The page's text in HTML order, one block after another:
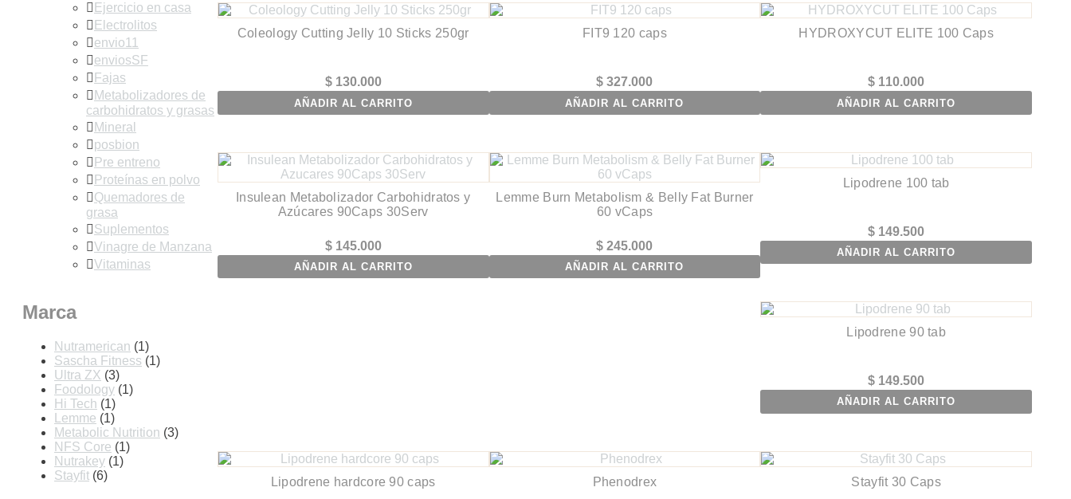
Ejercicio en casa
Electrolitos
envio11
enviosSF
Fajas
Metabolizadores de
carbohidratos y grasas
Mineral
posbion
Pre entreno
Proteínas en polvo
Quemadores de
grasa
Suplementos
Vinagre de Manzana
Vitaminas
Marca
Nutramerican (1)
Sascha Fitness (1)
Ultra ZX (3)
Foodology (1)
Hi Tech (1)
Lemme (1)
Metabolic Nutrition (3)
NFS Core (1)
Nutrakey (1)
Stayfit (6)
Coleology Cutting Jelly 10 Sticks 250gr
$130.000
AÑADIR AL CARRITO
FIT9 120 caps
$ 327.000
AÑADIR AL CARRITO
HYDROXYCUT ELITE 100 Caps
$ 110.000
AÑADIR AL CARRITO
Insulean Metabolizador Carbohidratos y
Azúcares 90Caps 30Serv
$145.000
AÑADIR AL CARRITO
Lemme Burn Metabolism & Belly Fat Burner
60 vCaps
$ 245.000
AÑADIR AL CARRITO
Lipodrene 100 tab
$ 149.500
AÑADIR AL CARRITO
Lipodrene 90 tab
$ 149.500
AÑADIR AL CARRITO
Lipodrene hardcore 90 caps Phenodrex Stayfit 30 Caps